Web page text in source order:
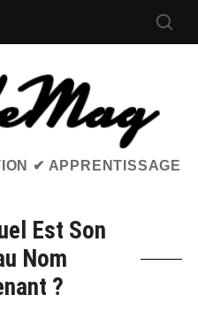
✔ APPRENTISSAGE
Est Son
Nom
?